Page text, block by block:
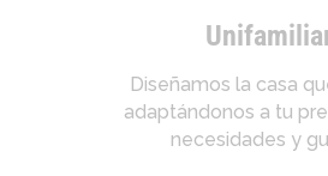
Diseñamos la casa
adaptándonos a tu
necesidades y